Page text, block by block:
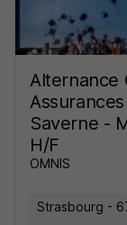
Alternance
Saverne -
H/F
OMNIS
Strasbourg -